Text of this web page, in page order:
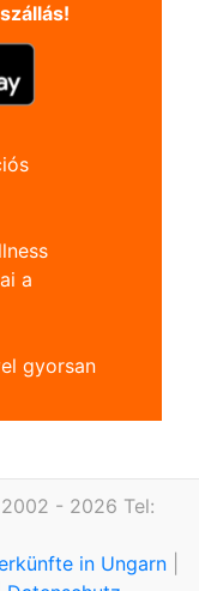
a
gyorsan
- 2026 Tel:
in Ungarn